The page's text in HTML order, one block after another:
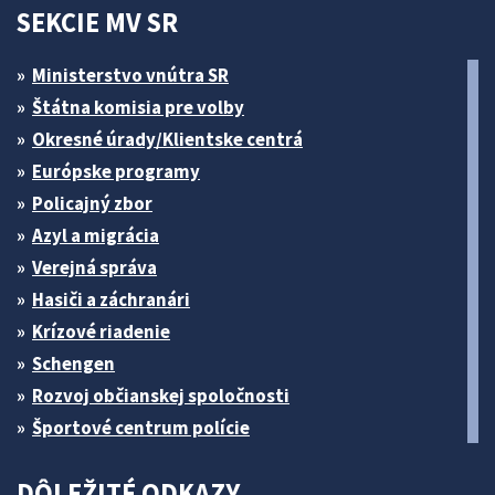
SEKCIE MV SR
Ministerstvo vnútra SR
Štátna komisia pre volby
Okresné úrady/Klientske centrá
Európske programy
Policajný zbor
Azyl a migrácia
Verejná správa
Hasiči a záchranári
Krízové riadenie
Schengen
Rozvoj občianskej spoločnosti
Športové centrum polície